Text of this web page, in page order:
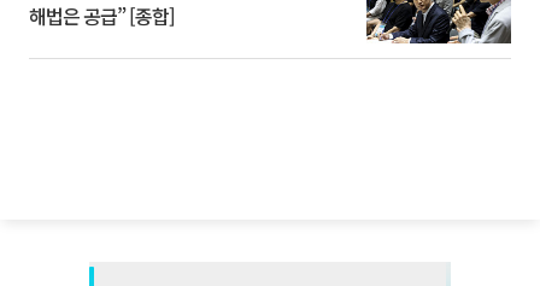
해법은 공급” [종합]